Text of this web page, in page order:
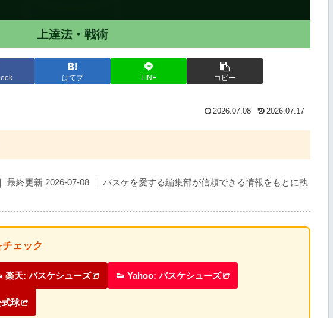
はてブ LINE コピー
2026.07.08 2026.07.17
最終更新 2026-07-08 ｜ バスケを愛する編集部が信頼できる情報をもとに執
ェック
楽天: バスケシューズ 👟 Yahoo: バスケシューズ
式球